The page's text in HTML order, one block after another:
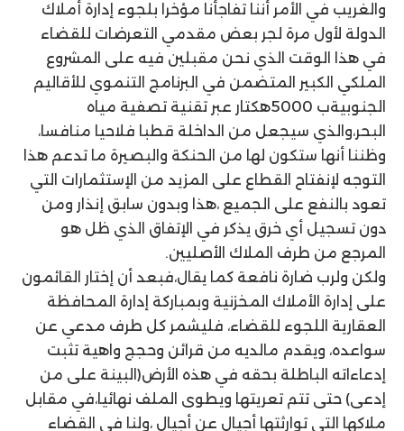
والغريب في الأمر أننا تفاجأنا مؤخرا بلجوء إدارة أملاك
الدولة لأول مرة لجر بعض مقدمي التعرضات للقضاء
في هذا الوقت الذي نحن مقبلين فيه على المشروع
الملكي الكبير المتضمن في البرنامج التنموي للأقاليم
الجنوبيةب 5000هكتار عبر تقنية تصفية مياه
البحر،والذي سيجعل من الداخلة قطبا فلاحيا منافسا،
وظننا أنها ستكون لها من الحنكة والبصيرة ما تدعم هذا
التوجه لإنفتاح القطاع على المزيد من الإستثمارات التي
تعود بالنفع على الجميع ،هذا وبدون سابق إنذار ومن
دون تسجيل أي خرق يذكر في الإتفاق الذي ظل هو
المرجع من طرف الملاك الأصليين.
ولكن ولرب ضارة نافعة كما يقال،فبعد أن إختار القائمون
على إدارة الأملاك المخزنية وبمباركة إدارة المحافظة
العقارية اللجوء للقضاء، فليشمر كل طرف مدعي عن
سواعده، ويقدم مالديه من قرائن وحجج واهية تثبت
إدعاءاته الباطلة بحقه في هذه الأرض(البينة على من
إدعى) حتى تتم تعريتها ويطوى الملف نهائيا،في مقابل
ملاكها التي توارثتها أجيال عن أجيال ،ولنا في القضاء